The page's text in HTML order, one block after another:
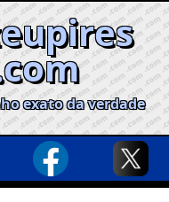
exato da verdade